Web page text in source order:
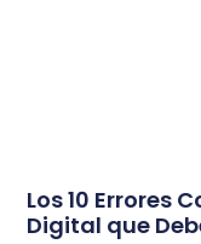
Los 10 Errores
Digital que